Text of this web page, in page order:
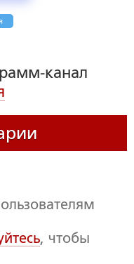
канал
, чтобы